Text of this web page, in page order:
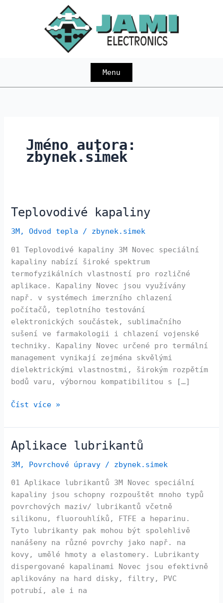
Menu
Jméno autora:
zbynek.simek
Teplovodivé kapaliny
3M,Odvod tepla / zbynek.simek
01 Teplovodivé kapaliny 3M Novec speciální
kapaliny nabízí široké spektrum
termofyzikálních vlastností pro rozličné
aplikace. Kapaliny Novec jsou využívány
např. v systémech imerzního chlazení
počítačů, teplotního testování
elektronických součástek, sublimačního
sušení ve farmakologii i chlazení vojenské
techniky. Kapaliny Novec určené pro termální
management vynikají zejména skvělými
dielektrickými vlastnostmi, širokým rozpětím
bodů varu, výbornou kompatibilitou s […]
Teplovodivé
Číst více »
Aplikace lubrikantů
3M, Povrchové úpravy / zbynek.simek
01 Aplikace lubrikantů 3M Novec speciální
kapaliny jsou schopny rozpouštět mnoho typů
povrchových maziv/ lubrikantů včetně
silikonu, fluorouhlíků, FTFE a heparinu.
Tyto lubrikanty pak mohou být spolehlivě
nanášeny na různé povrchy jako např. na
kovy, umělé hmoty a elastomery. Lubrikanty
dispergované kapalinami Novec jsou efektivně
aplikovány na hard disky, filtry, PVC
potrubí, ale i na
Aplikace